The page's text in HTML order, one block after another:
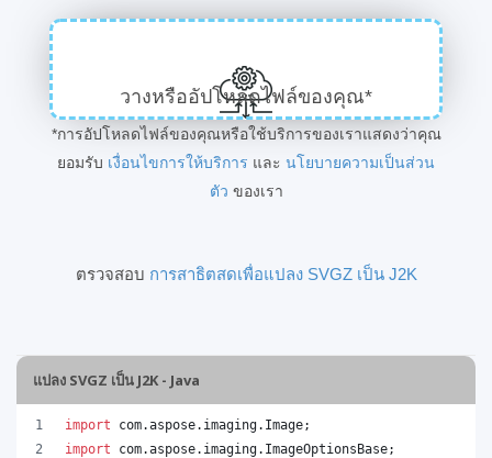
วางหรืออัปโหลดไฟล์ของคุณ*
*การอัปโหลดไฟล์ของคุณหรือใช้บริการของเราแสดงว่าคุณ
ยอมรับ เงื่อนไขการให้บริการ และ นโยบายความเป็นส่วน
ตัว ของเรา
ตรวจสอบ การสาธิตสดเพื่อแปลง SVGZ เป็น J2K
แปลง SVGZ เป็น J2K - Java
import com.aspose. imaging. Image;
import
com.aspose. imaging. ImageOptionsBase;